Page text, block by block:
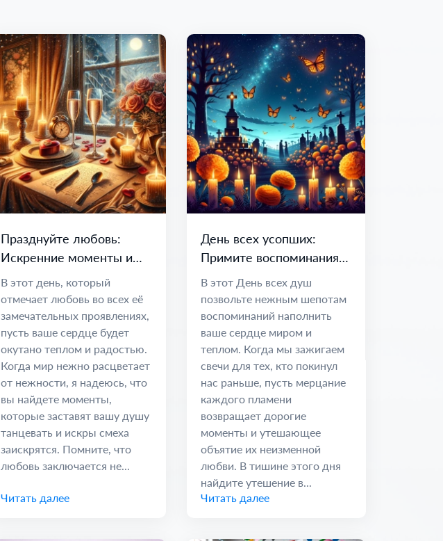
Празднуйте любовь:
Искренние моменты и
дорогие связи
В этот день, который
отмечает любовь во всех её
замечательных проявлениях,
пусть ваше сердце будет
окутано теплом и радостью.
Когда мир нежно расцветает
от нежности, я надеюсь, что
вы найдете моменты,
которые заставят вашу душу
танцевать и искры смеха
заискрятся. Помните, что
любовь заключается не...
Читать далее
День всех усопших:
Примите воспоминания и
вечные узы
В этот День всех душ
позвольте нежным шепотам
воспоминаний наполнить
ваше сердце миром и
теплом. Когда мы зажигаем
свечи для тех, кто покинул
нас раньше, пусть мерцание
каждого пламени
возвращает дорогие
моменты и утешающее
объятие их неизменной
любви. В тишине этого дня
найдите утешение в...
Читать далее